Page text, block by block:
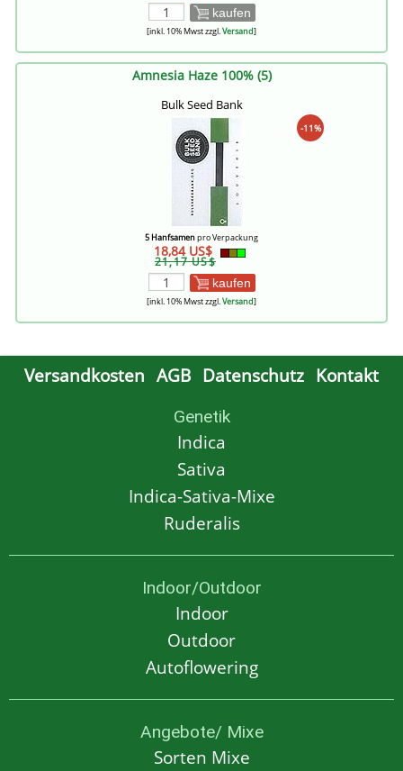
kaufen
[inkl. 10% Mwst zzgl.Versand]
Amnesia Haze 100% (5)
Bulk Seed Bank
-11%
5 Hanfsamenpro Verpackung
18,84 US$
21,17 US$
kaufen
[inkl. 10% Mwst zzgl.Versand]
Versandkosten AGB Datenschutz Kontakt
Genetik
Indica
Sativa
Indica-Sativa-Mixe
Ruderalis
Indoor/Outdoor
Indoor
Outdoor
Autoflowering
Angebote/ Mixe
Sorten Mixe